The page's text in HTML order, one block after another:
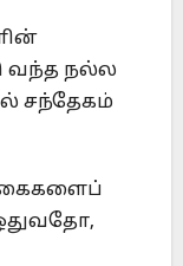
வந்த நல்ல
சந்தேகம்
கைகளைப்